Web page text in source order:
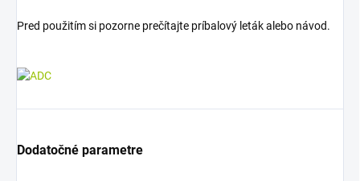
Pred použitím si pozorne prečítajte príbalový leták alebo návod.
Dodatočné parametre